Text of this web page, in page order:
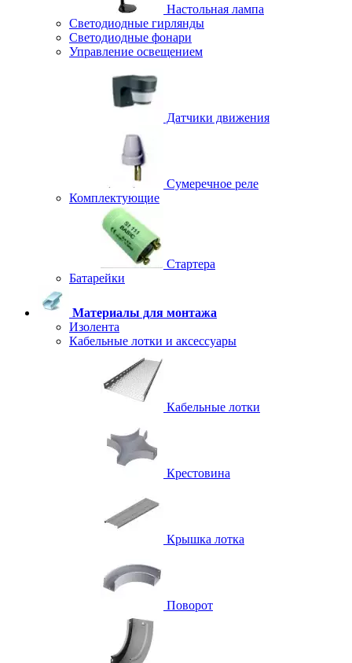
Настольная лампа
Светодиодные гирлянды
Светодиодные фонари
Управление освещением
Датчики движения
Сумеречное реле
Комплектующие
Стартера
Батарейки
Материалы для монтажа
Изолента
Кабельные лотки и аксессуары
Кабельные лотки
Крестовина
Крышка лотка
Поворот